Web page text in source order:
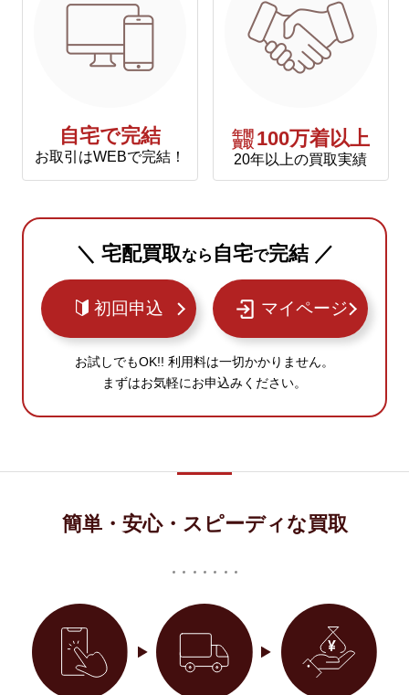
自宅で完結
お取引はWEBで完結！
年間
買取 100万着以上
20年以上の買取実績
＼ 宅配買取なら 自宅で完結 ／
初回申込 マイページ
お試しでもOK!! 利用料は一切かかりません。
まずはお気軽にお申込みください。
簡単・安心・スピーディな買取